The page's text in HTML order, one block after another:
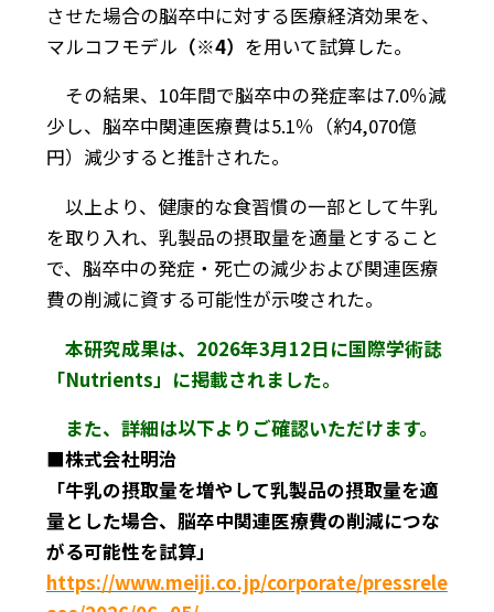
させた場合の脳卒中に対する医療経済効果を、
マルコフモデル （※4） を用いて試算した。
その結果、10年間で脳卒中の発症率は7.0％減
少し、脳卒中関連医療費は5.1％（約4,070億
円）減少すると推計された。
以上より、健康的な食習慣の一部として牛乳
を取り入れ、乳製品の摂取量を適量とすること
で、脳卒中の発症・死亡の減少および関連医療
費の削減に資する可能性が示唆された。
本研究成果は、2026年3月12日に国際学術誌
「Nutrients」に掲載されました。
また、詳細は以下よりご確認いただけます。
■株式会社明治
「牛乳の摂取量を増やして乳製品の摂取量を適
量とした場合、脳卒中関連医療費の削減につな
がる可能性を試算」
https://www.meiji.co.jp/corporate/pressrele